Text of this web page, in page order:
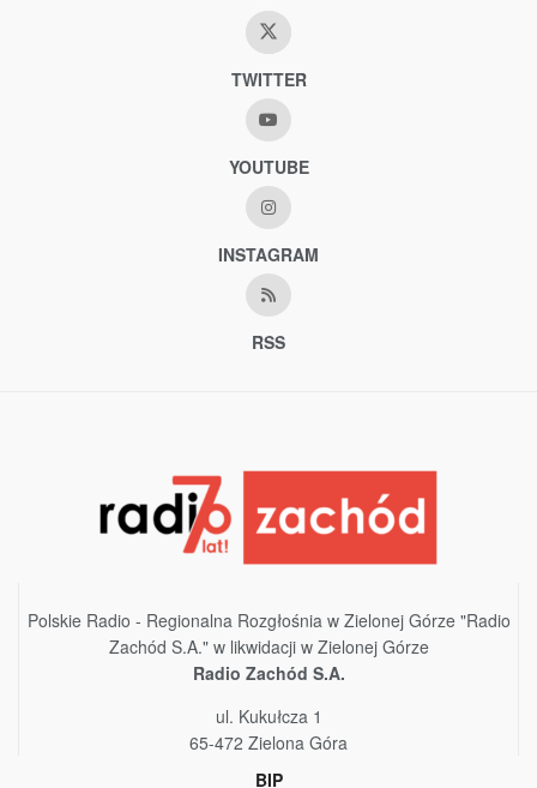
TWITTER
YOUTUBE
INSTAGRAM
RSS
Polskie Radio - Regionalna Rozgłośnia w Zielonej Górze "Radio
Zachód S.A." w likwidacji w Zielonej Górze
Radio Zachód S.A.
ul. Kukułcza 1
65-472 Zielona Góra
BIP